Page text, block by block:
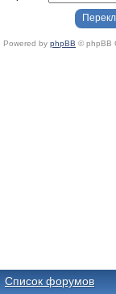
Powered by phpBB © phpBB
Список форумов